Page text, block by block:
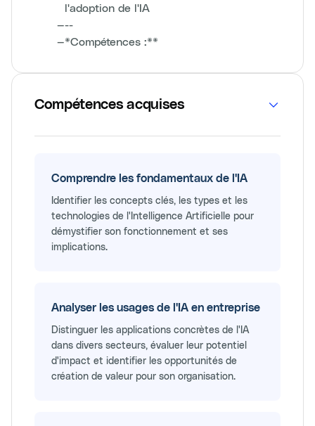
l'adoption de l'IA
—--
—*Compétences :**
Compétences acquises
Comprendre les fondamentaux de l'IA
Identifier les concepts clés, les types et les
technologies de l'Intelligence Artificielle pour
démystifier son fonctionnement et ses
implications.
Analyser les usages de l'IA en entreprise
Distinguer les applications concrètes de l'IA
dans divers secteurs, évaluer leur potentiel
d'impact et identifier les opportunités de
création de valeur pour son organisation.